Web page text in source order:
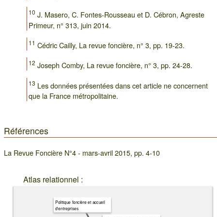
10 J. Masero, C. Fontes-Rousseau et D. Cébron, Agreste
Primeur, n° 313, juin 2014.
11 Cédric Cailly, La revue foncière, n° 3, pp. 19-23.
12 Joseph Comby, La revue foncière, n° 3, pp. 24-28.
13 Les données présentées dans cet article ne concernent
que la France métropolitaine.
Références
La Revue Foncière N°4 - mars-avril 2015, pp. 4-10
Atlas relationnel :
Politique foncière et accueil
d'entreprises